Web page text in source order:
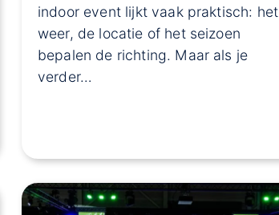
indoor event lijkt vaak praktisch: het
weer, de locatie of het seizoen
bepalen de richting. Maar als je
verder…